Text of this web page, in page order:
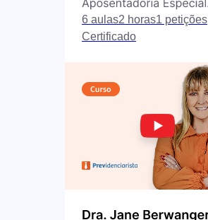
6 aulas2 horas1 petições
Certificado